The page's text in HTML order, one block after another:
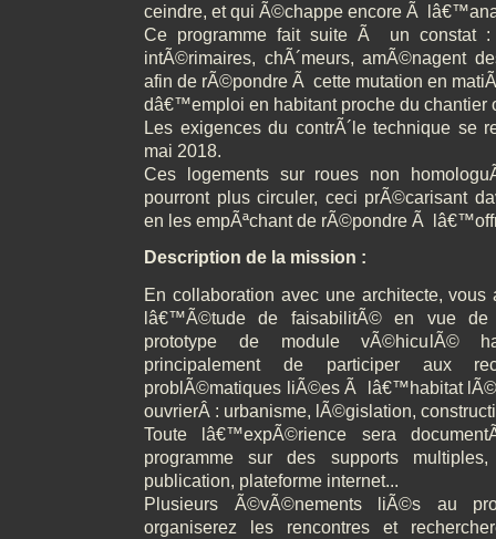
ceindre, et qui Ã©chappe encore Ã
Ce programme fait suite Ã un constat :
intÃ©rimaires, chÃ´meurs, amÃ©nagent
afin de rÃ©pondre Ã cette mutation en
dâ€™emploi en habitant proche du
Les exigences du contrÃ´le technique se
mai 2018.
Ces logements sur roues non
pourront plus circuler, ceci prÃ©carisant
en les empÃªchant de rÃ©pondre Ã
Description de la mission :
En collaboration avec une architecte,
lâ€™Ã©tude de faisabilitÃ© en vue
prototype de module vÃ©hiculÃ©
principalement de participer aux
problÃ©matiques liÃ©es Ã lâ€™habitat
ouvrierÂ : urbanisme, lÃ©gislation,
Toute lâ€™expÃ©rience sera
programme sur des supports multiples,
publication, plateforme internet...
Plusieurs Ã©vÃ©nements liÃ©s au
organiserez les rencontres et